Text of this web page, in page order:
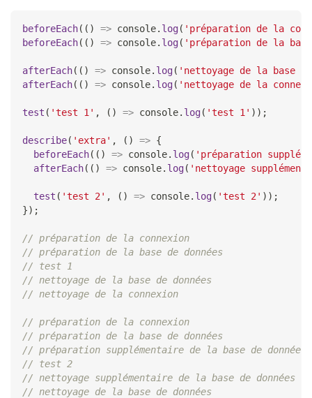
beforeEach( ( ) => console. log( 'préparation de la
beforeEach( ( ) => console. log( 'préparation de la
afterEach( ( ) => console. log( 'nettoyage de la base
afterEach( ( ) => console. log( 'nettoyage de la
test ( 'test 1' , ( ) => console. log( 'test 1' ) ) ;
describe( 'extra' , ( ) => {
beforeEach( ( ) => console. log( 'préparation
afterEach( ( ) => console. log( 'nettoyage
test ( 'test 2' , ( ) => console. log( 'test 2' ) ) ;
}) ;
// préparation de la connexion
// préparation de la base de données
// test 1
// nettoyage de la base de données
// nettoyage de la connexion
// préparation de la connexion
// préparation de la base de données
// préparation supplémentaire de la base de données
// test 2
// nettoyage supplémentaire de la base de données
// nettoyage de la base de données